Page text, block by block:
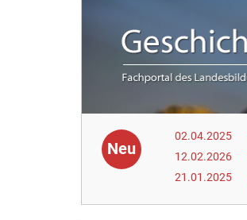
Neu
02.04.2025
12.02.2026
21.01.2025